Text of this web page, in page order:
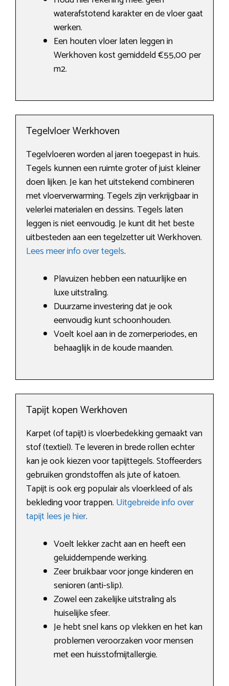
waterafstotend karakter en de vloer gaat
werken.
Een houten vloer laten leggen in
Werkhoven kost gemiddeld €55,00 per
m2.
Tegelvloer Werkhoven
Tegelvloeren worden al jaren toegepast in huis.
Tegels kunnen een ruimte groter of juist kleiner
doen lijken. Je kan het uitstekend combineren
met vloerverwarming. Tegels zijn verkrijgbaar in
velerlei materialen en dessins. Tegels laten
leggen is niet eenvoudig. Je kunt dit het beste
uitbesteden aan een tegelzetter uit Werkhoven.
Lees meer info over tegels.
Plavuizen hebben een natuurlijke en
luxe uitstraling.
Duurzame investering dat je ook
eenvoudig kunt schoonhouden.
Voelt koel aan in de zomerperiodes, en
behaaglijk in de koude maanden.
Tapijt kopen Werkhoven
Karpet (of tapijt) is vloerbedekking gemaakt van
stof (textiel). Te leveren in brede rollen echter
kan je ook kiezen voor tapijttegels. Stoffeerders
gebruiken grondstoffen als jute of katoen.
Tapijt is ook erg populair als vloerkleed of als
bekleding voor trappen. Uitgebreide info over
tapijt lees je hier.
Voelt lekker zacht aan en heeft een
geluiddempende werking.
Zeer bruikbaar voor jonge kinderen en
senioren (anti-slip).
Zowel een zakelijke uitstraling als
huiselijke sfeer.
Je hebt snel kans op vlekken en het kan
problemen veroorzaken voor mensen
met een huisstofmijtallergie.